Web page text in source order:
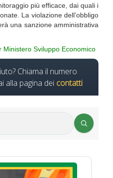
più efficace, dai quali i
La violazione dell’obbligo
una sanzione amministrativa
Ministero Sviluppo Economico
Chiama il numero
alla pagina dei contatti